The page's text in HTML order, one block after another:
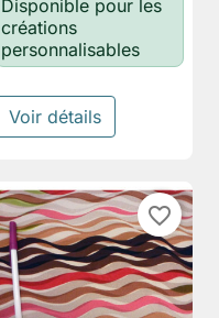
Disponible pour les
créations
personnalisables
Voir détails
favorite_border